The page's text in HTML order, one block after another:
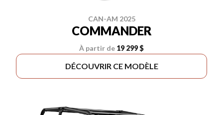
CAN-AM 2025
COMMANDER
À partir de 19 299 $
DÉCOUVRIR CE MODÈLE